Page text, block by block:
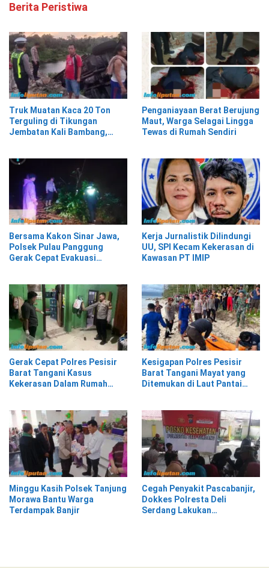
Berita Peristiwa
Truk Muatan Kaca 20 Ton
Terguling di Tikungan
Jembatan Kali Bambang,
Penganiayaan Berat Berujung
Maut, Warga Selagai Lingga
Tewas di Rumah Sendiri
Bersama Kakon Sinar Jawa,
Polsek Pulau Panggung
Gerak Cepat Evakuasi
Kerja Jurnalistik Dilindungi
UU, SPI Kecam Kekerasan di
Kawasan PT IMIP
Gerak Cepat Polres Pesisir
Barat Tangani Kasus
Kekerasan Dalam Rumah
Kesigapan Polres Pesisir
Barat Tangani Mayat yang
Ditemukan di Laut Pantai
Minggu Kasih Polsek Tanjung
Morawa Bantu Warga
Terdampak Banjir
Cegah Penyakit Pascabanjir,
Dokkes Polresta Deli
Serdang Lakukan